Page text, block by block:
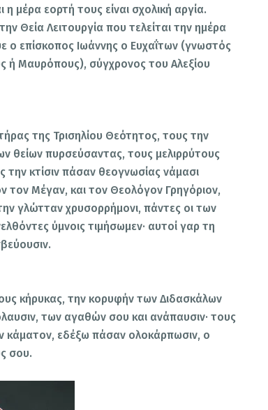
μέρα εορτή τους είναι σχολική αργία.
Θεία Λειτουργία που τελείται την ημέρα
ο επίσκοπος Ιωάννης ο Ευχαΐτων (γνωστός
ή Μαυρόπους), σύγχρονος του Αλεξίου
της Τρισηλίου Θεότητος, τους την
θείων πυρσεύσαντας, τους μελιρρύτους
κτίσιν πάσαν θεογνωσίας νάμασι
τον Μέγαν, και τον Θεολόγον Γρηγόριον,
γλώτταν χρυσορρήμονι, πάντες οι των
ύμνοις τιμήσωμεν· αυτοί γαρ τη
κήρυκας, την κορυφήν των Διδασκάλων
των αγαθών σου και ανάπαυσιν· τους
κάματον, εδέξω πάσαν ολοκάρπωσιν, ο
σου.